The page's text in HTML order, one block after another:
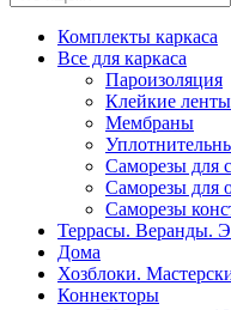
Комплекты каркаса
Все для каркаса
Пароизоляция
Клейкие ленты
Мембраны
Саморезы для
Саморезы для
Саморезы
Террасы. Веранды.
Дома
Хозблоки.
Коннекторы